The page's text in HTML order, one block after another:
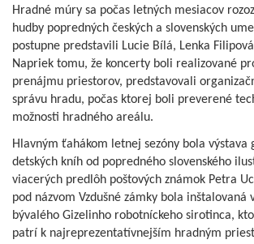
Hradné múry sa počas letných mesiacov
hudby popredných českých a slovenských
postupne predstavili Lucie Bílá, Lenka
Napriek tomu, že koncerty boli realizované
prenájmu priestorov, predstavovali
správu hradu, počas ktorej boli preverené
možnosti hradného areálu.
Hlavným ťahákom letnej sezóny bola
detských kníh od popredného slovenského
viacerých predlôh poštových známok Petra
pod názvom Vzdušné zámky bola inštalovaná
bývalého Gizelinho robotníckeho sirotinca,
patrí k najreprezentatívnejším hradným